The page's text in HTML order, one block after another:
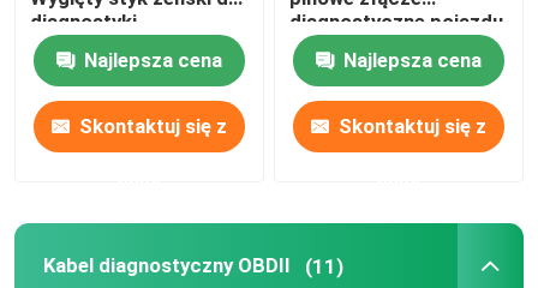
Adapter wtyczki OBD2
Kable diagnostyczne do ciężarówek
diagnostyki
Najlepsza cena
Skontaktuj się z
diagnostyczne pojazdu
Najlepsza cena
Skontaktuj się z
Kabel diagnostyczny OBDII (11)